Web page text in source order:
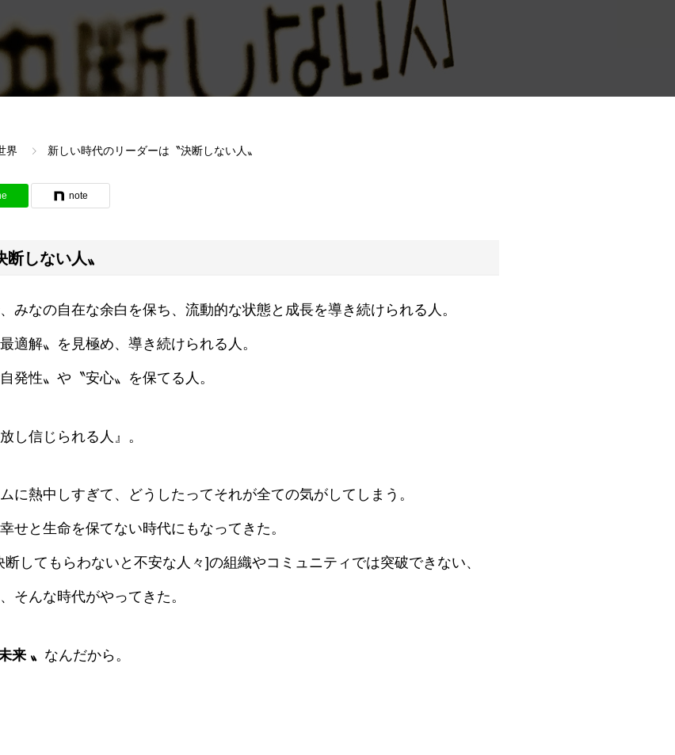
界 新しい時代のリーダーは〝決断しない人〟
note
しない人〟
みなの自在な余白を保ち、流動的な状態と成長を導き続けられる人。
適解〟を見極め、導き続けられる人。
発性〟や〝安心〟を保てる人。
し信じられる人』。
に熱中しすぎて、どうしたってそれが全ての気がしてしまう。
せと生命を保てない時代にもなってきた。
してもらわないと不安な人々]の組織やコミュニティでは突破できない、
そんな時代がやってきた。
来 〟 なんだから。